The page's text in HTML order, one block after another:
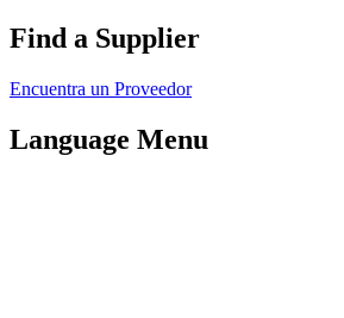
Find a Supplier
Encuentra un Proveedor
Language Menu